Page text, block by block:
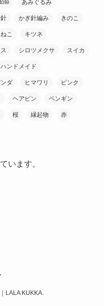
あみぐるみ
かぎ針編み きのこ
ねこ キツネ
シロツメクサ スイカ
ハンドメイド
ダ ヒマワリ ピンク
ヘアピン ペンギン
桜 縁起物 赤
います。
LALA KUKKA.